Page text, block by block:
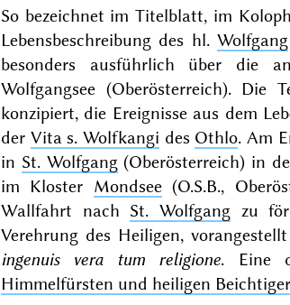
So bezeichnet im Titelblatt, im
Lebensbeschreibung des hl.Wolfgang
besonders ausführlich über die
Wolfgangsee (Oberösterreich). Die
konzipiert, die Ereignisse aus dem
der Vita s. Wolfkangi des Othlo. Am
in St. Wolfgang (Oberösterreich) in
im Kloster Mondsee(O.S.B.,
Wallfahrt nach St. Wolfgang zu
Verehrung des Heiligen,
ingenuis vera tum religione. Eine
Himmelfürsten und heiligen